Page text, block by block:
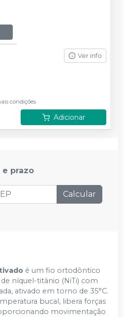
Ver info
condições
Adicionar
prazo
Calcular
é um fio ortodôntico
níquel-titânio (NiTi) com
ativado em torno de 35°C.
bucal, libera forças
movimentação